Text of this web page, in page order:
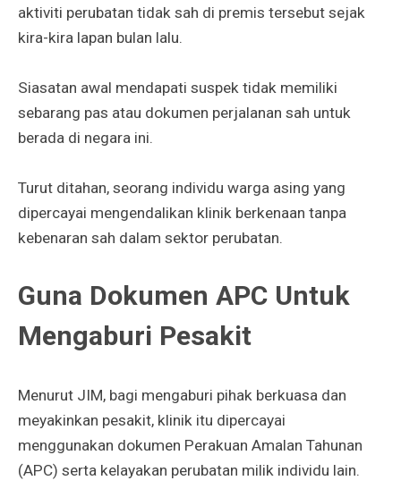
aktiviti perubatan tidak sah di premis tersebut sejak
kira-kira lapan bulan lalu.
Siasatan awal mendapati suspek tidak memiliki
sebarang pas atau dokumen perjalanan sah untuk
berada di negara ini.
Turut ditahan, seorang individu warga asing yang
dipercayai mengendalikan klinik berkenaan tanpa
kebenaran sah dalam sektor perubatan.
Guna Dokumen APC Untuk
Mengaburi Pesakit
Menurut JIM, bagi mengaburi pihak berkuasa dan
meyakinkan pesakit, klinik itu dipercayai
menggunakan dokumen Perakuan Amalan Tahunan
(APC) serta kelayakan perubatan milik individu lain.